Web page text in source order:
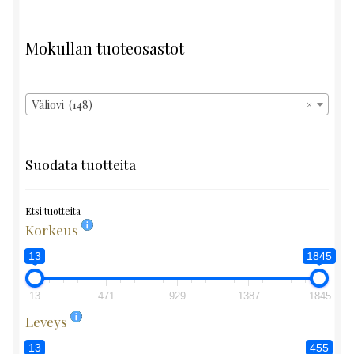
Mokullan tuoteosastot
×
Väliovi (148)
Suodata tuotteita
Etsi tuotteita
Korkeus
13 1845
13 471 929 1387 1845
Leveys
13 455